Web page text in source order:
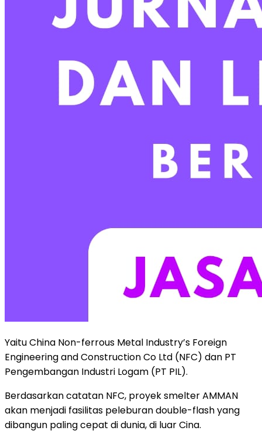
Yaitu China Non-ferrous Metal Industry’s Foreign
Engineering and Construction Co Ltd (NFC) dan PT
Pengembangan Industri Logam (PT PIL).
Berdasarkan catatan NFC, proyek smelter AMMAN
akan menjadi fasilitas peleburan double-flash yang
dibangun paling cepat di dunia, di luar Cina.